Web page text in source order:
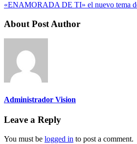
«ENAMORADA DE TI» el nuevo tema
About Post Author
Administrador Vision
Leave a Reply
You must be logged in to post a comment.